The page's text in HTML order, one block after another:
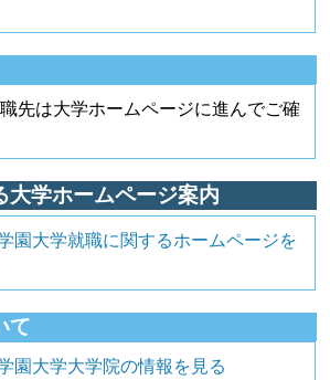
職先は大学ホームページに進んでご確
学ホームページ案内
園大学就職に関するホームページを
て
園大学大学院の情報を見る